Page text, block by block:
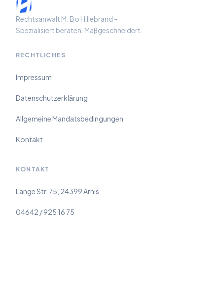
Rechtsanwalt M. Bo Hillebrand -
Spezialisiert beraten. Maßgeschneidert.
RECHTLICHES
Impressum
Datenschutzerklärung
Allgemeine Mandatsbedingungen
Kontakt
KONTAKT
Lange Str. 75, 24399 Arnis
04642 / 925 16 75